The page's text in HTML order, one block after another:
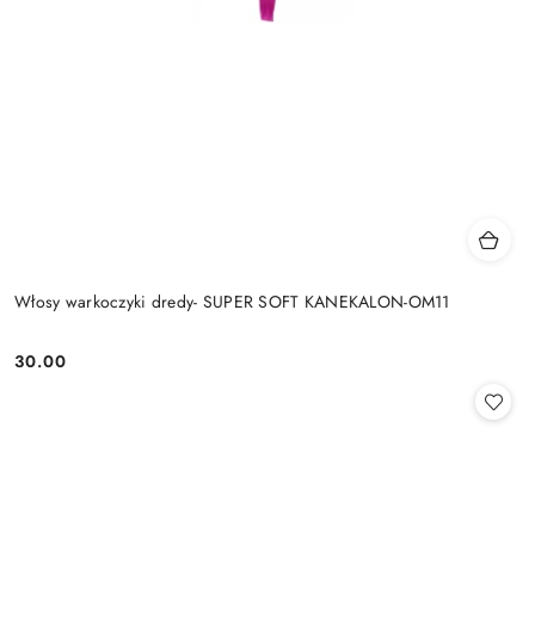
Włosy warkoczyki dredy- SUPER SOFT KANEKALON-OM11
Cena:
30.00